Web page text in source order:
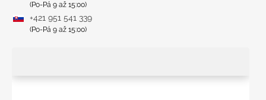
(Po-Pá 9 až 15:00)
+421 951 541 339
(Po-Pá 9 až 15:00)